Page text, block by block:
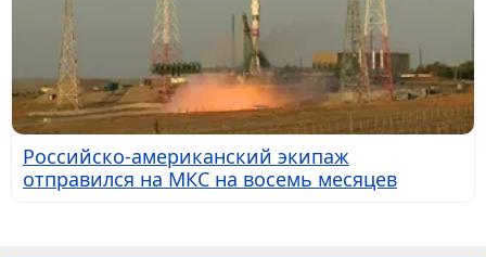
Российско-американский экипаж
отправился на МКС на восемь месяцев